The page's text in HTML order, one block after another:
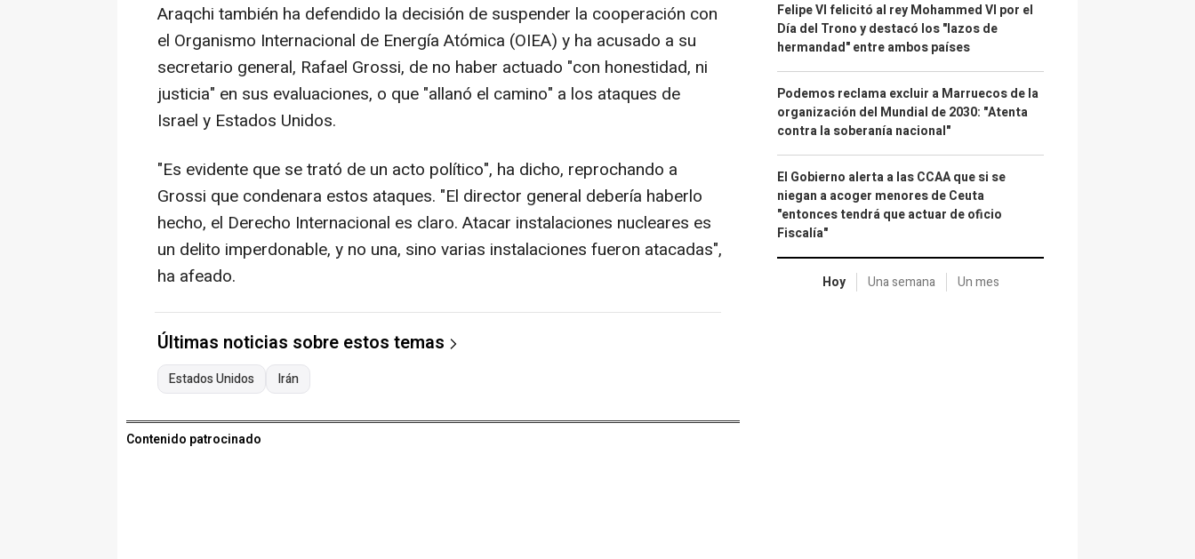
Araqchi también ha defendido la decisión de suspender la cooperación con
el Organismo Internacional de Energía Atómica (OIEA) y ha acusado a su
secretario general, Rafael Grossi, de no haber actuado "con honestidad, ni
justicia" en sus evaluaciones, o que "allanó el camino" a los ataques de
Israel y Estados Unidos.
"Es evidente que se trató de un acto político", ha dicho, reprochando a
Grossi que condenara estos ataques. "El director general debería haberlo
hecho, el Derecho Internacional es claro. Atacar instalaciones nucleares es
un delito imperdonable, y no una, sino varias instalaciones fueron atacadas",
ha afeado.
Últimas noticias sobre estos temas
Estados Unidos Irán
Contenido patrocinado
Felipe VI felicitó al rey Mohammed VI por el
Día del Trono y destacó los "lazos de
hermandad" entre ambos países
Podemos reclama excluir a Marruecos de la
organización del Mundial de 2030: "Atenta
contra la soberanía nacional"
El Gobierno alerta a las CCAA que si se
niegan a acoger menores de Ceuta
"entonces tendrá que actuar de oficio
Fiscalía"
Hoy Una semana Un mes